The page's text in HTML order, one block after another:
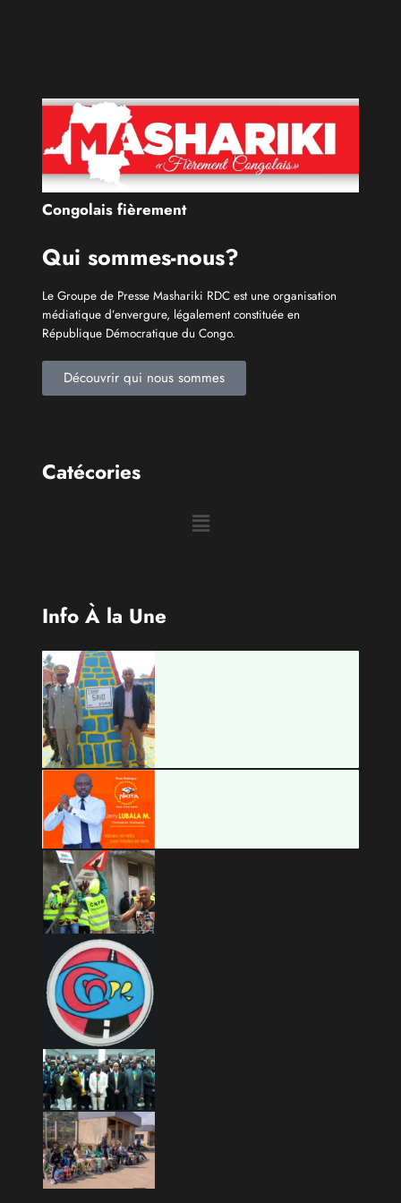
Congolais fièrement
Qui sommes-nous?
Le Groupe de Presse Mashariki RDC est une organisation
Découvrir qui nous sommes
Info À la Une